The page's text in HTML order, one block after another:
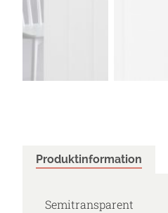
Produktinformation
Semitransparent